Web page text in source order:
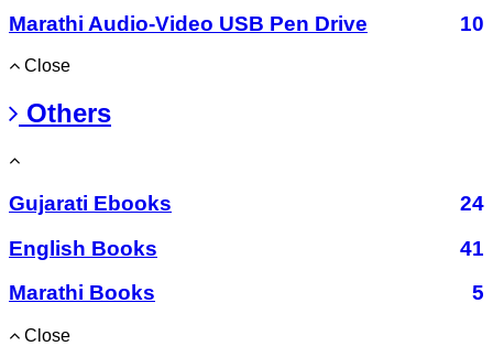
Marathi Audio-Video USB Pen Drive
10
Close
Others
Gujarati Ebooks
24
English Books
41
Marathi Books
5
Close